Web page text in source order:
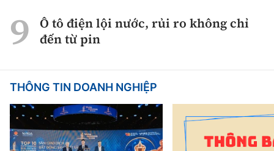
Ô tô điện lội nước, rủi ro không chỉ
đến từ pin
THÔNG TIN DOANH NGHIỆP